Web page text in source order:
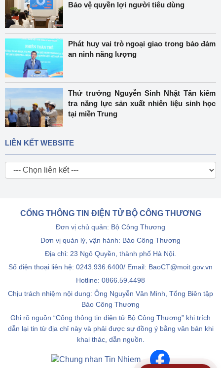
Bảo vệ quyền lợi người tiêu dùng
Phát huy vai trò ngoại giao trong bảo đảm
an ninh năng lượng
Thứ trưởng Nguyễn Sinh Nhật Tân kiểm
tra năng lực sản xuất nhiên liệu sinh học
tại miền Trung
LIÊN KẾT WEBSITE
CỔNG THÔNG TIN ĐIỆN TỬ BỘ CÔNG THƯƠNG
Đơn vị chủ quản: Bộ Công Thương
Đơn vị quản lý, vận hành: Báo Công Thương
Địa chỉ: 23 Ngô Quyền, thành phố Hà Nội.
Số điện thoại liên hệ: 0243.936.6400/ Email: BaoCT@moit.gov.vn
Hotline: 0866.59.4498
Chịu trách nhiệm nội dung: Ông Nguyễn Văn Minh, Tổng Biên tập
Báo Công Thương
Ghi rõ nguồn “Cổng thông tin điện tử Bộ Công Thương” khi trích
dẫn lại tin từ địa chỉ này và phải được sự đồng ý bằng văn bản khi
khai thác, dẫn nguồn.